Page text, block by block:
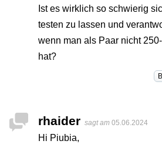
Ist es wirklich so schwierig
testen zu lassen und
wenn man als Paar nicht
hat?
rhaider sagt am 05.06.2024
Hi Piubia,